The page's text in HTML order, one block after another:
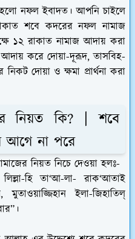
নফল ইবাদত। আপনি চাইলে
শবে কদরের নফল নামাজ
১২ রাকাত নামাজ আদায় করা
আদায় করে দোয়া-দূরূদ, তাসবিহ-
দোয়া ও ক্ষমা প্রার্থনা করা
নিয়ত কি? | শবে
আগে না পরে
নিয়ত নিচে দেওয়া হলঃ-
হি তা‘আ-লা- রাক‘আতাই
ইলা-জিহাতিল্